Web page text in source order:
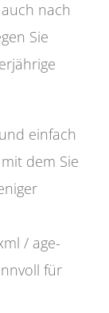
nach
Sie
einfach
dem Sie
/ age-
für